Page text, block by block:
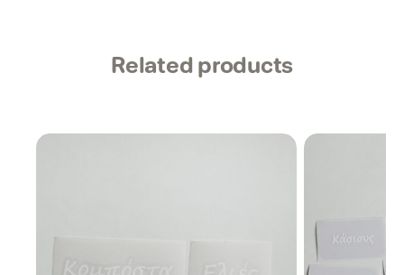
Related products